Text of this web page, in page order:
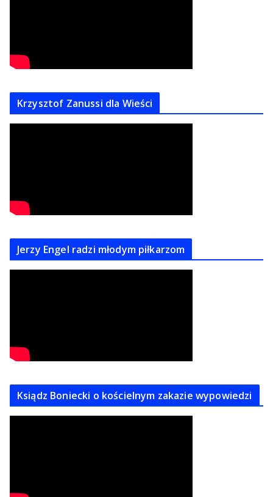
Krzysztof Zanussi dla Wieści
Jerzy Engel radzi młodym piłkarzom
Ksiądz Boniecki o kościelnym zakazie wypowiedzi